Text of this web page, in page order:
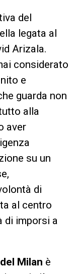
del
legata al
Arizala.
considerato
e
guarda non
alla
aver
su un
di
al centro
di imporsi a
Milan è